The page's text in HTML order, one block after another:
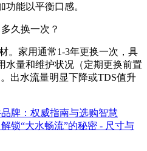
功能以平衡口感。
久换一次？
。家用通常1-3年更换一次，具
水量和维护状况（定期更换前置
出水流量明显下降或TDS值升
牌：权威指南与选购智慧
锁“大水畅流”的秘密 - 尺寸与